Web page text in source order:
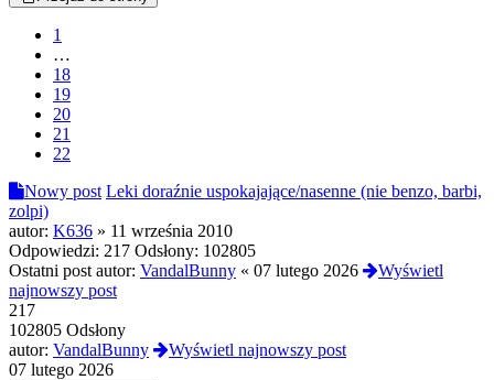
1
…
18
19
20
21
22
Nowy post Leki doraźnie uspokajające/nasenne (nie benzo, barbi,
zolpi)
autor: K636 » 11 września 2010
Odpowiedzi: 217 Odsłony: 102805
Ostatni post autor: VandalBunny « 07 lutego 2026
Wyświetl
najnowszy post
217
102805 Odsłony
autor: VandalBunny
Wyświetl najnowszy post
07 lutego 2026